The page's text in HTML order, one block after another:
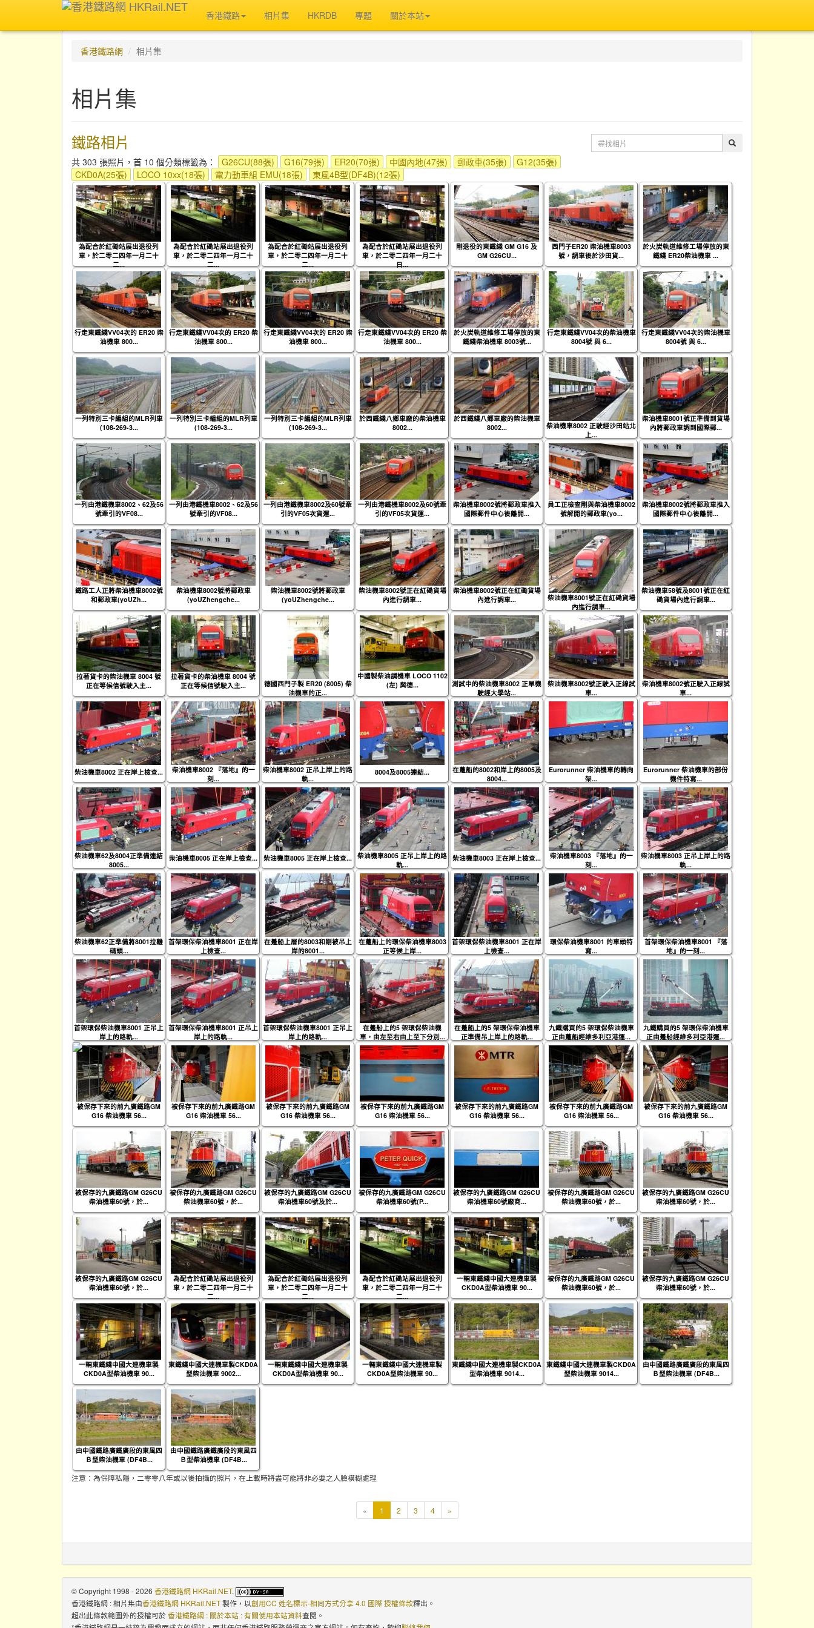
香港鐵路 相片集 HKRDB 專題 關於本站
香港鐵路網 相片集
相片集
鐵路相片
共 303 張照片，首 10 個分類標籤為： G26CU(88張) G16(79張) ER20(70張) 中國內地(47張) 郵政車(35張)
G12(35張)
CKD0A(25張)
LOCO 10xx(18張) 電力動車組 EMU(18張) 東風4B型(DF4B)(12張)
為配合於紅磡站展出退役列
車，於二零二四年一月二十
二...
為配合於紅磡站展出退役列
車，於二零二四年一月二十
二...
為配合於紅磡站展出退役列
車，於二零二四年一月二十
二...
為配合於紅磡站展出退役列
車，於二零二四年一月二十
日...
剛退役的東鐵綫 GM G16 及
GM G26CU...
西門子ER20 柴油機車8003
號，調車後於沙田貨...
於火炭軌道維修工場停放的東
鐵綫 ER20柴油機車 ...
行走東鐵綫VV04次的 ER20 柴
油機車 800...
行走東鐵綫VV04次的 ER20 柴
油機車 800...
行走東鐵綫VV04次的 ER20 柴
油機車 800...
行走東鐵綫VV04次的 ER20 柴
油機車 800...
於火炭軌道維修工場停放的東
鐵綫柴油機車 8003號...
行走東鐵綫VV04次的柴油機車
8004號 與 6...
行走東鐵綫VV04次的柴油機車
8004號 與 6...
一列特別三卡編組的MLR列車
(108-269-3...
一列特別三卡編組的MLR列車
(108-269-3...
一列特別三卡編組的MLR列車
(108-269-3...
於西鐵綫八鄉車廠的柴油機車
8002...
於西鐵綫八鄉車廠的柴油機車
8002...
柴油機車8002 正駛經沙田站北
上...
柴油機車8001號正準備到貨場
內將郵政車調到國際郵...
一列由港鐵機車8002、62及56
號牽引的VF08...
一列由港鐵機車8002、62及56
號牽引的VF08...
一列由港鐵機車8002及60號牽
引的VF05次貨運...
一列由港鐵機車8002及60號牽
引的VF05次貨運...
柴油機車8002號將郵政車推入
國際郵件中心後離開...
員工正檢查剛與柴油機車8002
號解開的郵政車(yo...
柴油機車8002號將郵政車推入
國際郵件中心後離開...
鐵路工人正將柴油機車8002號
和郵政車(yoUZh...
柴油機車8002號將郵政車
(yoUZhengche...
柴油機車8002號將郵政車
(yoUZhengche...
柴油機車8002號正在紅磡貨場
內進行調車...
柴油機車8002號正在紅磡貨場
內進行調車...
柴油機車8001號正在紅磡貨場
內進行調車...
柴油機車58號及8001號正在紅
磡貨場內進行調車...
拉著貨卡的柴油機車 8004 號
正在等候信號駛入主...
拉著貨卡的柴油機車 8004 號
正在等候信號駛入主...
德國西門子製 ER20 (8005) 柴
油機車的正...
中國製柴油調機車 LOCO 1102
(左) 與德...
測試中的柴油機車8002 正單機
駛經大學站...
柴油機車8002號正駛入正線試
車...
柴油機車8002號正駛入正線試
車...
柴油機車8002 正在岸上檢查...
柴油機車8002 『落地』的一
刻...
柴油機車8002 正吊上岸上的路
軌...
8004及8005連結...
在躉船的8002和岸上的8005及
8004...
Eurorunner 柴油機車的轉向
架...
Eurorunner 柴油機車的部份
機件特寫...
柴油機車62及8004正準備連結
8005...
柴油機車8005 正在岸上檢查... 柴油機車8005 正在岸上檢查... 柴油機車8005 正吊上岸上的路
軌...
柴油機車8003 正在岸上檢查...
柴油機車8003 『落地』的一
刻...
柴油機車8003 正吊上岸上的路
軌...
柴油機車62正準備將8001拉離
碼頭...
首架環保柴油機車8001 正在岸
上檢查...
在躉船上層的8003和剛被吊上
岸的8001...
在躉船上的環保柴油機車8003
正等候上岸...
首架環保柴油機車8001 正在岸
上檢查...
環保柴油機車8001 的車頭特
寫...
首架環保柴油機車8001 『落
地』的一刻...
首架環保柴油機車8001 正吊上
岸上的路軌...
首架環保柴油機車8001 正吊上
岸上的路軌...
首架環保柴油機車8001 正吊上
岸上的路軌...
在躉船上的5 架環保柴油機
車，由左至右由上至下分別...
在躉船上的5 架環保柴油機車
正準備吊上岸上的路軌...
九鐵購買的5 架環保柴油機車
正由躉船經維多利亞港運...
九鐵購買的5 架環保柴油機車
正由躉船經維多利亞港運...
被保存下來的前九廣鐵路GM
G16 柴油機車 56...
被保存下來的前九廣鐵路GM
G16 柴油機車 56...
被保存下來的前九廣鐵路GM
G16 柴油機車 56...
被保存下來的前九廣鐵路GM
G16 柴油機車 56...
被保存下來的前九廣鐵路GM
G16 柴油機車 56...
被保存下來的前九廣鐵路GM
G16 柴油機車 56...
被保存下來的前九廣鐵路GM
G16 柴油機車 56...
被保存的九廣鐵路GM G26CU
柴油機車60號，於...
被保存的九廣鐵路GM G26CU
柴油機車60號，於...
被保存的九廣鐵路GM G26CU
柴油機車60號及於...
被保存的九廣鐵路GM G26CU
柴油機車60號(P...
被保存的九廣鐵路GM G26CU
柴油機車60號廠商...
被保存的九廣鐵路GM G26CU
柴油機車60號，於...
被保存的九廣鐵路GM G26CU
柴油機車60號，於...
被保存的九廣鐵路GM G26CU
柴油機車60號，於...
為配合於紅磡站展出退役列
車，於二零二四年一月二十
二...
為配合於紅磡站展出退役列
車，於二零二四年一月二十
二...
為配合於紅磡站展出退役列
車，於二零二四年一月二十
二...
一輛東鐵綫中國大連機車製
CKD0A型柴油機車 90...
被保存的九廣鐵路GM G26CU
柴油機車60號，於...
被保存的九廣鐵路GM G26CU
柴油機車60號，於...
一輛東鐵綫中國大連機車製
CKD0A型柴油機車 90...
東鐵綫中國大連機車製CKD0A
型柴油機車 9002...
一輛東鐵綫中國大連機車製
CKD0A型柴油機車 90...
一輛東鐵綫中國大連機車製
CKD0A型柴油機車 90...
東鐵綫中國大連機車製CKD0A
型柴油機車 9014...
東鐵綫中國大連機車製CKD0A
型柴油機車 9014...
由中國鐵路廣鐵廣段的東風四
Ｂ型柴油機車 (DF4B...
由中國鐵路廣鐵廣段的東風四
Ｂ型柴油機車 (DF4B...
由中國鐵路廣鐵廣段的東風四
Ｂ型柴油機車 (DF4B...
注意：為保障私隱，二零零八年或以後拍攝的照片，在上載時將盡可能將非必要之人臉模糊處理
« 1
頁
2 3 4 »
© Copyright 1998 - 2026 香港鐵路網 HKRail.NET.
香港鐵路網 : 相片集由香港鐵路網 HKRail.NET製作，以創用CC 姓名標示-相同方式分享 4.0 國際 授權條款釋出。
超出此條款範圍外的授權可於香港鐵路網 : 關於本站 : 有關使用本站資料查閱。